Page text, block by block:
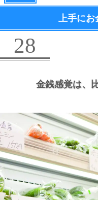
上手にお
28
金銭感覚は、